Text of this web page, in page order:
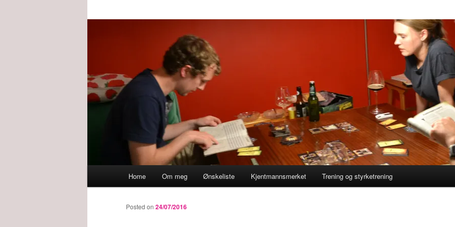
Home Om meg Ønskeliste Kjentmannsmerket Trening og styrketrening
Posted on 24/07/2016